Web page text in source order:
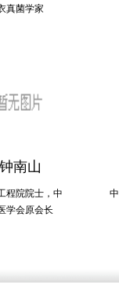
真菌学家
钟南山
程院院士，中
学会原会长